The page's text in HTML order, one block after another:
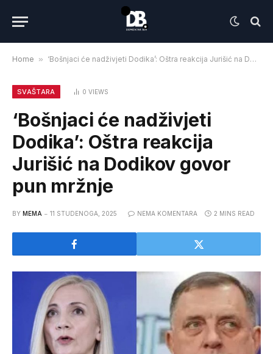
Home » ‘Bošnjaci će nadživjeti Dodika’: Oštra reakcija Jurišić na Dodikov govor pun mržnje
SVAŠTARA 0 VIEWS
‘Bošnjaci će nadživjeti
Dodika’: Oštra reakcija
Jurišić na Dodikov govor
pun mržnje
BY MEMA 11 STUDENOGA, 2025 NEMA KOMENTARA 2 MINS READ